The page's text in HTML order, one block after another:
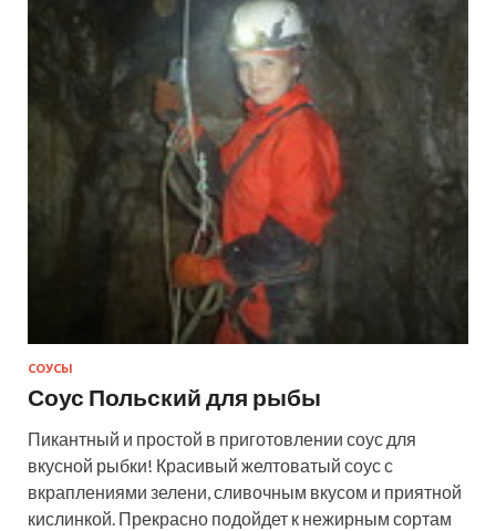
СОУСЫ
Соус Польский для рыбы
Пикантный и простой в приготовлении соус для
вкусной рыбки! Красивый желтоватый соус с
вкраплениями зелени, сливочным вкусом и приятной
кислинкой. Прекрасно подойдет к нежирным сортам